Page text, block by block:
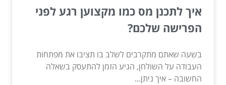
איך לתכנן מס כמו מקצוען רגע לפני
הפרישה שלכם?
בשעה שאתם מתקרבים לשלב בו תציבו את מפתחות
העבודה על השולחן, הגיע הזמן להתעסק בשאלה
החשובה – איך ניתן...